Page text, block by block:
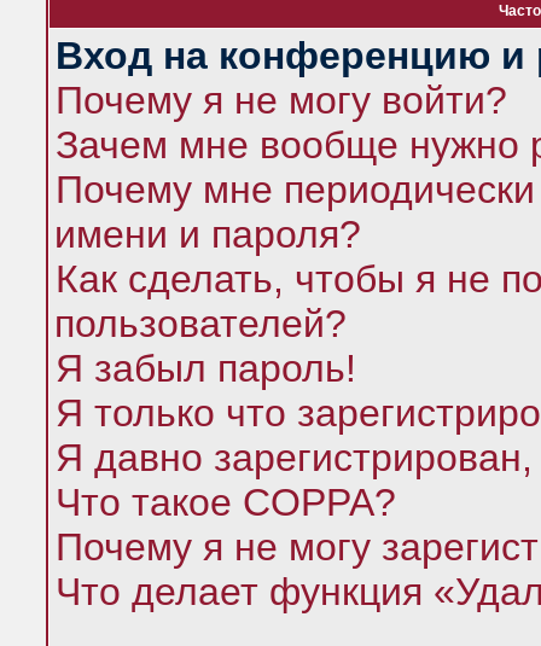
Вход на конференцию и
Почему я не могу войти?
Зачем мне вообще нужно
Почему мне
имени и пароля?
Как сделать, чтобы я не
пользователей?
Я забыл пароль!
Я только что
Я давно
Что такое COPPA?
Почему я не могу
Что делает функция